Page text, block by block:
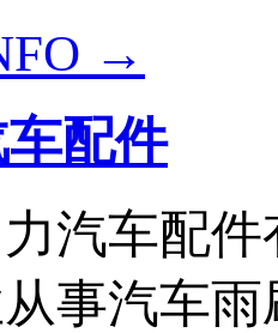
→
配件
汽车配
事汽车